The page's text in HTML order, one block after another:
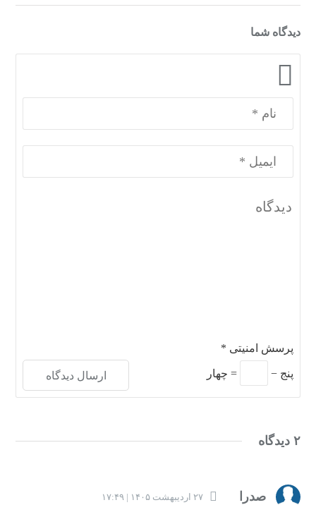
دیدگاه شما
پرسش امنیتی *
پنج −
= چهار
۲ دیدگاه
صدرا ۲۷ اردیبهشت ۱۴۰۵ | ۱۷:۴۹